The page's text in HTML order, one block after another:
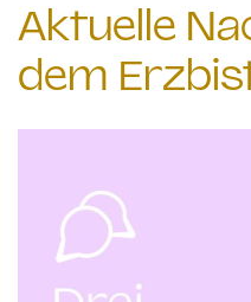
Aktuelle
dem